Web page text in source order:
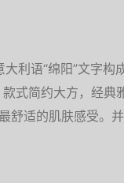
利语“绵阳”文字
式简约大方，经
舒适的肌肤感受。